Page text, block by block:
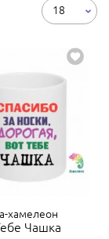
18
хамелеон
Чашка